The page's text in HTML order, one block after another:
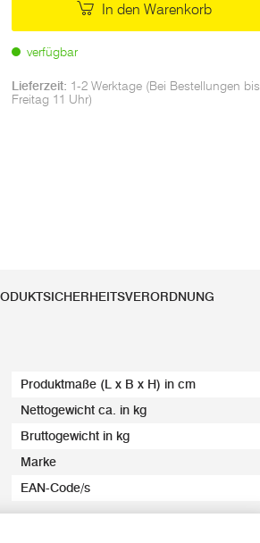
In den Warenkorb
verfügbar
Lieferzeit: 1-2 Werktage (Bei Bestellungen bis
Freitag 11 Uhr)
Produktmaße (L x B x H) in cm
Nettogewicht ca. in kg
Bruttogewicht in kg
Marke
EAN-Code/s